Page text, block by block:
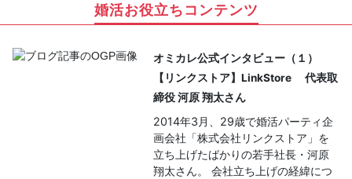
婚活お役立ちコンテンツ
オミカレ公式インタビュー（１）
【リンクストア】LinkStore 代表取
締役 河原 翔太さん
2014年3月、29歳で婚活パーティ企
画会社「株式会社リンクストア」を
立ち上げたばかりの若手社長・河原
翔太さん。 会社立ち上げの経緯につ